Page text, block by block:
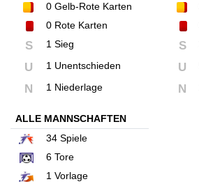
0 Gelb-Rote Karten
0 Rote Karten
S 1 Sieg
U 1 Unentschieden
N 1 Niederlage
S
U
N
ALLE MANNSCHAFTEN
34 Spiele
6 Tore
1 Vorlage